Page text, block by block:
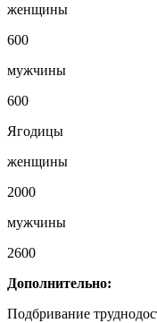
женщины
600
мужчины
600
Ягодицы
женщины
2000
мужчины
2600
Дополнительно:
Подбривание